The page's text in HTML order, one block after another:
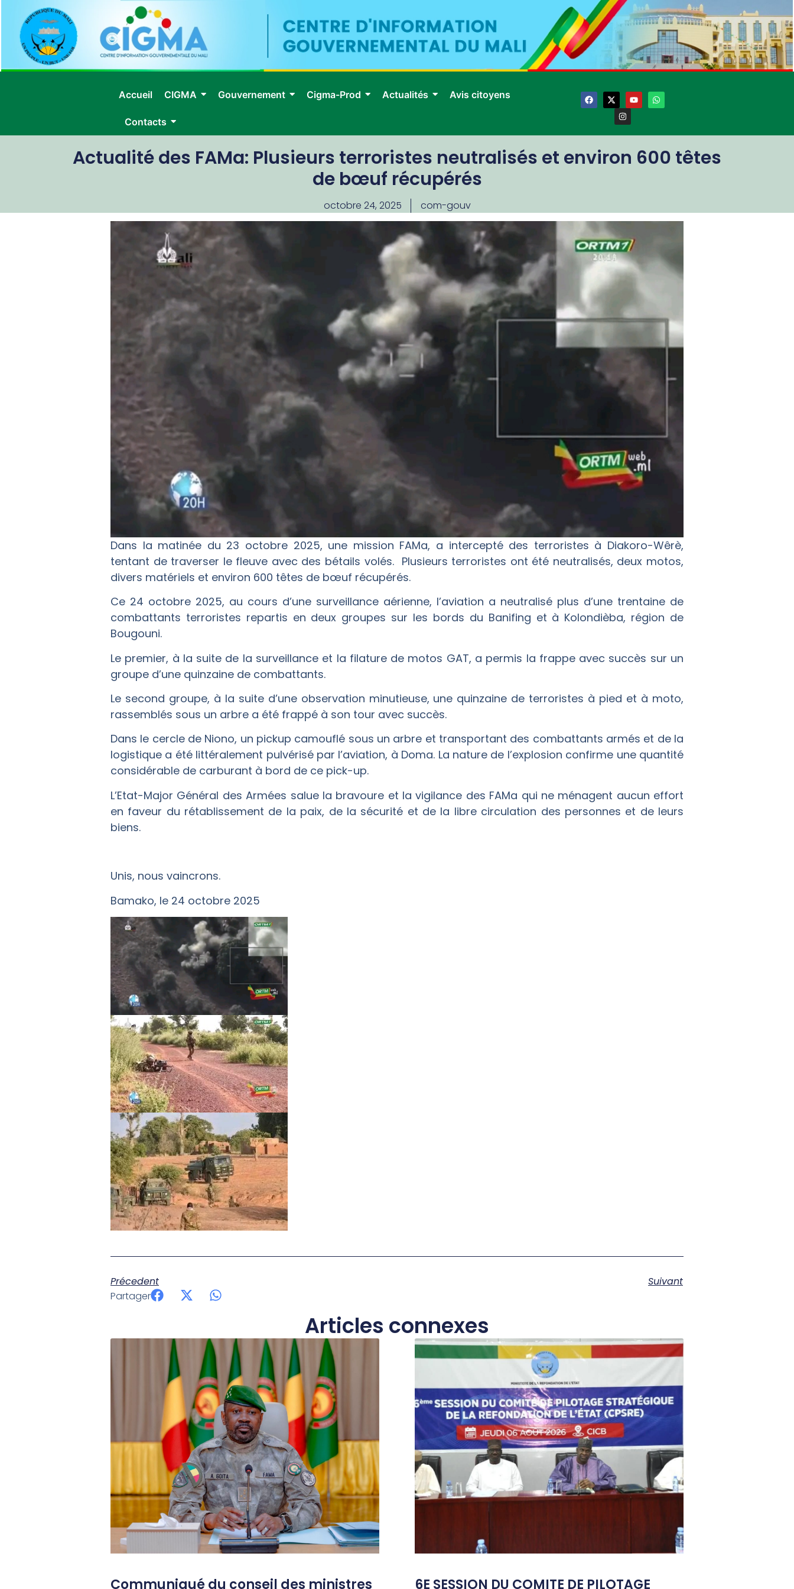
Accueil CIGMA Gouvernement Cigma-Prod Actualités Avis citoyens
Contacts
Actualité des FAMa: Plusieurs terroristes neutralisés et environ 600 têtes
de bœuf récupérés
octobre 24, 2025 com-gouv
Dans la matinée du 23 octobre 2025, une mission FAMa, a intercepté des terroristes à Diakoro-Wêrè,
tentant de traverser le fleuve avec des bétails volés. Plusieurs terroristes ont été neutralisés, deux motos,
divers matériels et environ 600 têtes de bœuf récupérés.
Ce 24 octobre 2025, au cours d’une surveillance aérienne, l’aviation a neutralisé plus d’une trentaine de
combattants terroristes repartis en deux groupes sur les bords du Banifing et à Kolondièba, région de
Bougouni.
Le premier, à la suite de la surveillance et la filature de motos GAT, a permis la frappe avec succès sur un
groupe d’une quinzaine de combattants.
Le second groupe, à la suite d’une observation minutieuse, une quinzaine de terroristes à pied et à moto,
rassemblés sous un arbre a été frappé à son tour avec succès.
Dans le cercle de Niono, un pickup camouflé sous un arbre et transportant des combattants armés et de la
logistique a été littéralement pulvérisé par l’aviation, à Doma. La nature de l’explosion confirme une quantité
considérable de carburant à bord de ce pick-up.
L’Etat-Major Général des Armées salue la bravoure et la vigilance des FAMa qui ne ménagent aucun effort
en faveur du rétablissement de la paix, de la sécurité et de la libre circulation des personnes et de leurs
biens.
Unis, nous vaincrons.
Bamako, le 24 octobre 2025
Précedent
Suivant
Partager
Articles connexes
Communiqué du conseil des ministres 6E SESSION DU COMITE DE PILOTAGE